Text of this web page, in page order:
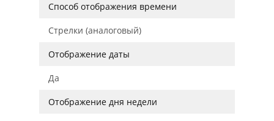
Способ отображения времени
Стрелки (аналоговый)
Отображение даты
Да
Отображение дня недели